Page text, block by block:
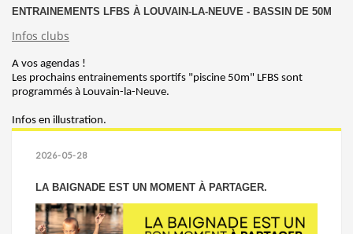
ENTRAINEMENTS LFBS À LOUVAIN-LA-NEUVE - BASSIN DE 50M
Infos clubs
A vos agendas !
Les prochains entrainements sportifs "piscine 50m" LFBS sont
programmés à Louvain-la-Neuve.
Infos en illustration.
2026-05-28
LA BAIGNADE EST UN MOMENT À PARTAGER.